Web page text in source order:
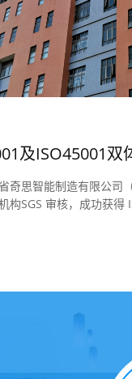
及ISO45001
奇思智能制造有限公
构SGS 审核，成功获得
充分肯定，也标志着公